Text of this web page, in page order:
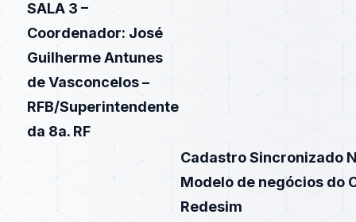
SALA 3 –
Coordenador: José
Guilherme Antunes
de Vasconcelos –
RFB/Superintendente
da 8a. RF
Cadastro Sincronizado
Modelo de negócios do
Redesim